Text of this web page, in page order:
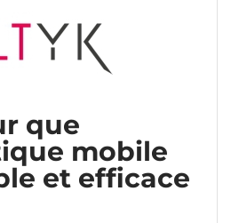
que
mobile
et efficace